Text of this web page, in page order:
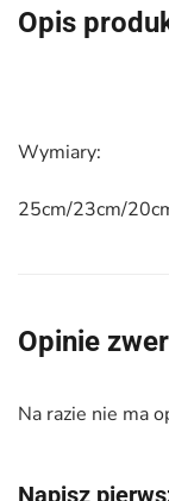
okrągłych
kolor
kremowy
Opis
Wymiary:
25cm/23cm/
Opinie
Na razie nie ma
Napisz